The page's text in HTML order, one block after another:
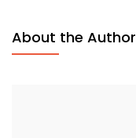
About the Author